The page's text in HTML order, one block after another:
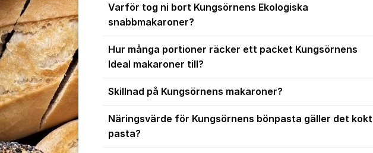
Varför tog ni bort Kungsörnens Ekologiska
snabbmakaroner?
Hur många portioner räcker ett packet Kungsörnens
Ideal makaroner till?
Skillnad på Kungsörnens makaroner?
Näringsvärde för Kungsörnens bönpasta gäller det kokt
pasta?